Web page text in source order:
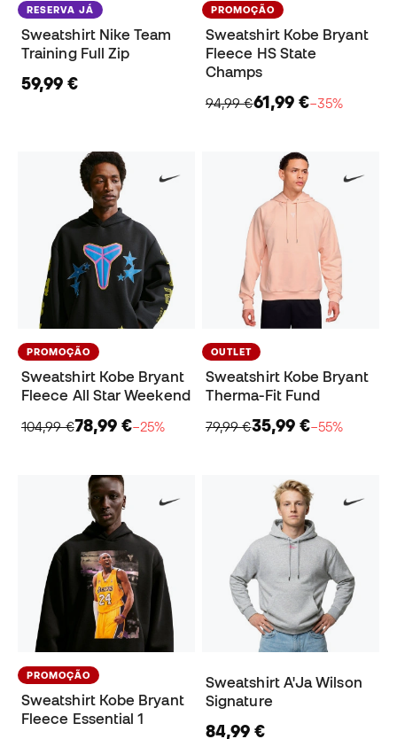
RESERVA JÁ
Sweatshirt Nike Team
Training Full Zip
59,99 €
PROMOÇÃO
Sweatshirt Kobe Bryant
Fleece HS State
Champs
94,99 €61,99 €−35%
PROMOÇÃO
Sweatshirt Kobe Bryant
Fleece All Star Weekend
104,99 €78,99 €−25%
OUTLET
Sweatshirt Kobe Bryant
Therma-Fit Fund
79,99 €35,99 €−55%
PROMOÇÃO
Sweatshirt Kobe Bryant
Fleece Essential 1
Sweatshirt A'Ja Wilson
Signature
84,99 €